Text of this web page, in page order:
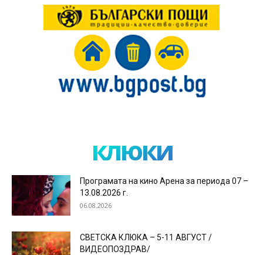
клюки
Програмата на кино Арена за периода 07 –
13.08.2026 г.
06.08.2026
СВЕТСКА КЛЮКА – 5-11 АВГУСТ /
ВИДЕОПОЗДРАВ/